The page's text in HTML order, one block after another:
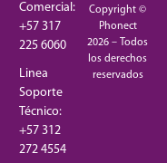
Comercial:
+57 317
225 6060
Linea
Soporte
Técnico:
+57 312
272 4554
Copyright ©
Phonect
2026 – Todos
los derechos
reservados